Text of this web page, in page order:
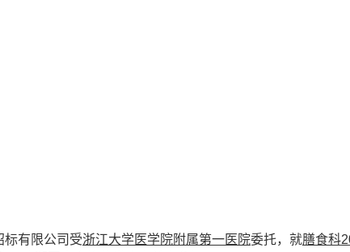
标有限公司受浙江大学医学院附属第一医院委托，就膳食科